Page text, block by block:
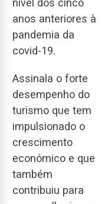
nível dos cinco
anos anteriores à
pandemia da
covid-19.
Assinala o forte
desempenho do
turismo que tem
impulsionado o
crescimento
económico e que
também
contribuiu para